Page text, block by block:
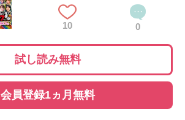
10 0
試し読み無料
会員登録1ヵ月無料